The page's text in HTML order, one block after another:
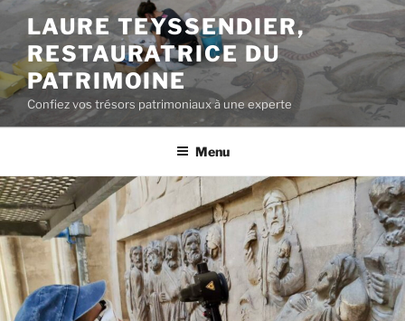
Aller
contenu
principal
LAURE TEYSSENDIER,
RESTAURATRICE DU
PATRIMOINE
Confiez vos trésors patrimoniaux à une experte
Menu